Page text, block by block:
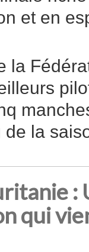
et en
la
de la
:
qui